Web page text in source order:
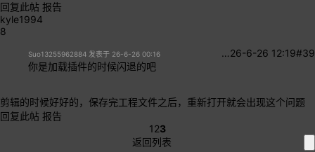
回复此帖 报告
kyle1994
8
#39
26-6-26 12:19
…
Suo13255962884 发表于 26-6-26 00:16
你是加载插件的时候闪退的吧
剪辑的时候好好的，保存完工程文件之后，重新打开就会出现这个问题
回复此帖 报告
123
返回列表